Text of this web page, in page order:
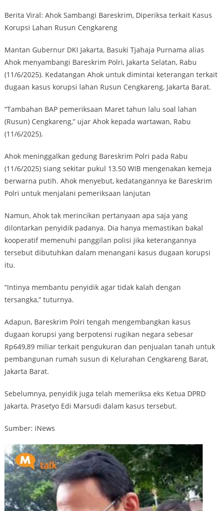
Berita Viral: Ahok Sambangi Bareskrim, Diperiksa terkait Kasus
Korupsi Lahan Rusun Cengkareng
Mantan Gubernur DKI Jakarta, Basuki Tjahaja Purnama alias
Ahok menyambangi Bareskrim Polri, Jakarta Selatan, Rabu
(11/6/2025). Kedatangan Ahok untuk dimintai keterangan terkait
dugaan kasus korupsi lahan Rusun Cengkareng, Jakarta Barat.
“Tambahan BAP pemeriksaan Maret tahun lalu soal lahan
(Rusun) Cengkareng,” ujar Ahok kepada wartawan, Rabu
(11/6/2025).
Ahok meninggalkan gedung Bareskrim Polri pada Rabu
(11/6/2025) siang sekitar pukul 13.50 WIB mengenakan kemeja
berwarna putih. Ahok menyebut, kedatangannya ke Bareskrim
Polri untuk menjalani pemeriksaan lanjutan
Namun, Ahok tak merincikan pertanyaan apa saja yang
dilontarkan penyidik padanya. Dia hanya memastikan bakal
kooperatif memenuhi panggilan polisi jika keterangannya
tersebut dibutuhkan dalam menangani kasus dugaan korupsi
itu.
“Intinya membantu penyidik agar tidak kalah dengan
tersangka,” tuturnya.
Adapun, Bareskrim Polri tengah mengembangkan kasus
dugaan korupsi yang berpotensi rugikan negara sebesar
Rp649,89 miliar terkait pengukuran dan penjualan tanah untuk
pembangunan rumah susun di Kelurahan Cengkareng Barat,
Jakarta Barat.
Sebelumnya, penyidik juga telah memeriksa eks Ketua DPRD
Jakarta, Prasetyo Edi Marsudi dalam kasus tersebut.
Sumber: iNews